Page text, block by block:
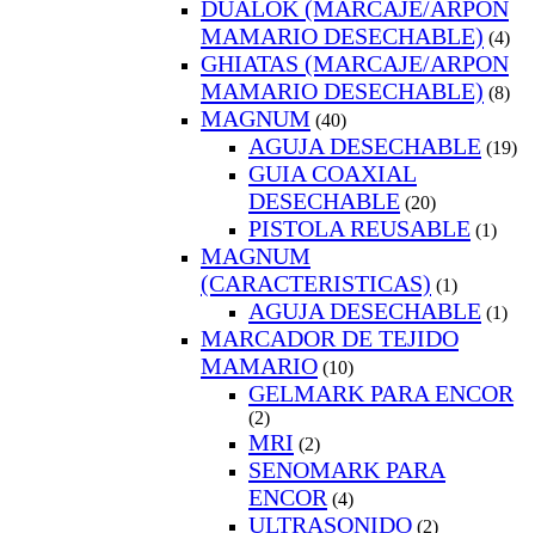
DUALOK (MARCAJE/ARPON
MAMARIO DESECHABLE) (4)
GHIATAS (MARCAJE/ARPON
MAMARIO DESECHABLE) (8)
MAGNUM (40)
AGUJA DESECHABLE (19)
GUIA COAXIAL
DESECHABLE (20)
PISTOLA REUSABLE (1)
MAGNUM
(CARACTERISTICAS) (1)
AGUJA DESECHABLE (1)
MARCADOR DE TEJIDO
MAMARIO (10)
GELMARK PARA ENCOR
(2)
MRI (2)
SENOMARK PARA
ENCOR (4)
ULTRASONIDO (2)